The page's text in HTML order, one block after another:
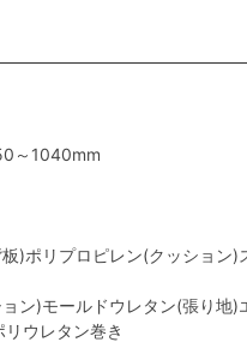
～1040mm
)ポリプロピレン(クッション)
ン)モールドウレタン(張り地)
ウレタン巻き